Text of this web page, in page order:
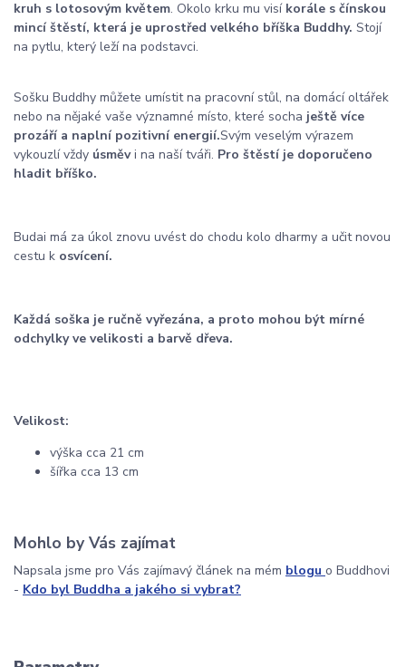
kruh s lotosovým květem. Okolo krku mu visí korále s čínskou
mincí štěstí, která je uprostřed velkého bříška Buddhy. Stojí
na pytlu, který leží na podstavci.
Sošku Buddhy můžete umístit na pracovní stůl, na domácí oltářek
nebo na nějaké vaše významné místo, které socha ještě více
prozáří a naplní pozitivní energií.Svým veselým výrazem
vykouzlí vždy úsměvi na naší tváři. Pro štěstí je doporučeno
hladit bříško.
Budai má za úkol znovu uvést do chodu kolo dharmy a učit novou
cestu k osvícení.
Každá soška je ručně vyřezána, a proto mohou být mírné
odchylky ve velikosti a barvě dřeva.
Velikost:
výška cca 21 cm
šířka cca 13 cm
Mohlo by Vás zajímat
Napsala jsme pro Vás zajímavý článek na mém blogu o Buddhovi
- Kdo byl Buddha a jakého si vybrat?